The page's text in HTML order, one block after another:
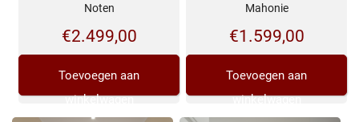
Noten
€2.499,00
Toevoegen aan
winkelwagen
Mahonie
€1.599,00
Toevoegen aan
winkelwagen